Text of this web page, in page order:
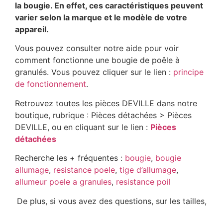
la bougie. En effet, ces caractéristiques peuvent
varier selon la marque et le modèle de votre
appareil.
Vous pouvez consulter notre aide pour voir
comment fonctionne une bougie de poêle à
granulés. Vous pouvez cliquer sur le lien : principe
de fonctionnement.
Retrouvez toutes les pièces DEVILLE dans notre
boutique, rubrique : Pièces détachées > Pièces
DEVILLE, ou en cliquant sur le lien : Pièces
détachées
Recherche les + fréquentes : bougie, bougie
allumage, resistance poele, tige d’allumage,
allumeur poele a granules, resistance poil
De plus, si vous avez des questions, sur les tailles,